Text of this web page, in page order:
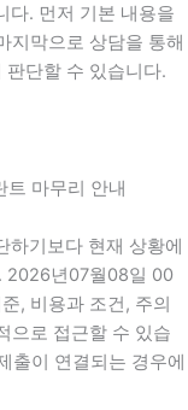
다. 먼저 기본 내용을
지막으로 상담을 통해
단할 수 있습니다.
마무리 안내
하기보다 현재 상황에
2026년07월08일 00
, 비용과 조건, 주의
으로 접근할 수 있습
출이 연결되는 경우에